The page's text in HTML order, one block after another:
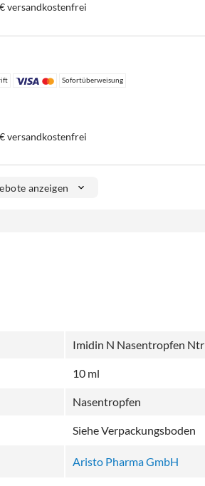
versandkostenfrei
Sofortüberweisung
versandkostenfrei
anzeigen
Imidin N Nasentropfen Ntr
10 ml
Nasentropfen
Siehe Verpackungsboden
Aristo Pharma GmbH